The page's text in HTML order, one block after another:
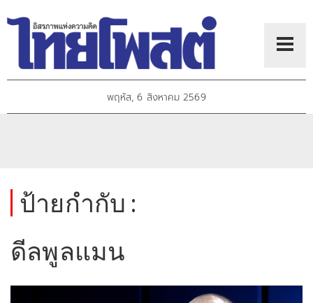
พฤหัส, 6 สิงหาคม 2569
ป้ายกำกับ :
ดีลพูลแมน